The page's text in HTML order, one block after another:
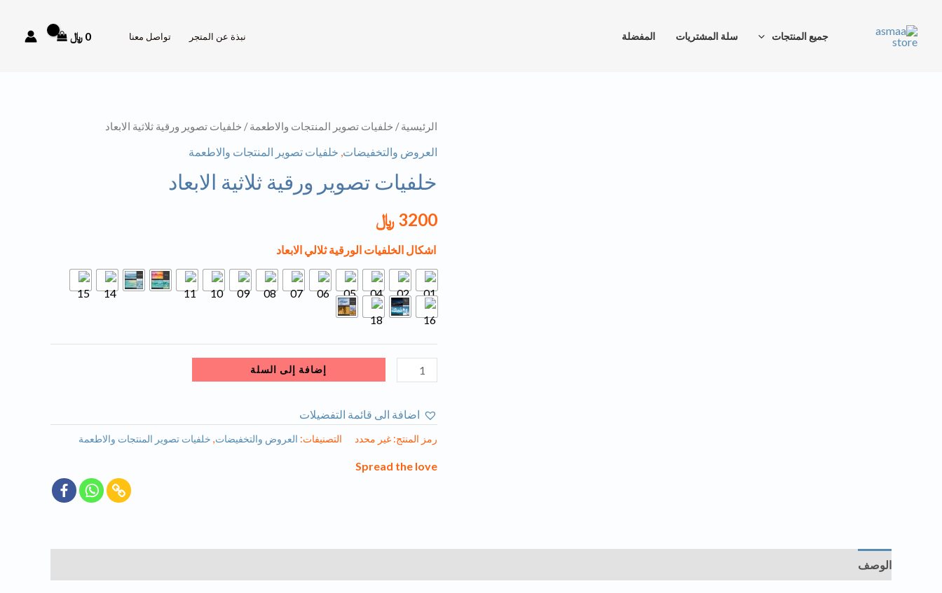
المحتوى
جميع المنتجات سلة المشتريات المفضلة نبذة عن المتجر تواصل معنا 0 ﷼
الرئيسية/ خلفيات تصوير المنتجات والاطعمة/ خلفيات تصوير ورقية ثلاثية الابعاد
العروض والتخفيضات خلفيات تصوير المنتجات والاطعمة
خلفيات تصوير ورقية ثلاثية الابعاد
3200 ﷼
اشكال الخلفيات الورقية ثلالي الابعاد
كمية
خلفيات
ورقية
الابعاد
إضافة إلى السلة
اضافة الى قائمة التفضيلات
رمز المنتج: غير محدد التصنيفات: العروض والتخفيضات, خلفيات تصوير المنتجات والاطعمة
Spread the love
الوصف